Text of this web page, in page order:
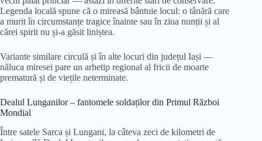
Legenda locală spune că o mireasă bântuie locul: o tânără care
a murit în circumstanțe tragice înainte sau în ziua nunții și al
cărei spirit nu și-a găsit liniștea.
Variante similare circulă și în alte locuri din județul Iași —
năluca miresei pare un arhetip regional al fricii de moarte
prematură și de viețile neterminate.
Dealul Lunganilor – fantomele soldaților din Primul Război
Mondial
Între satele Sarca și Lungani, la câteva zeci de kilometri de